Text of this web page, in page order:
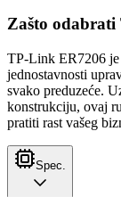
Zašto
TP-Link ER7206 je
jednostavnosti
svako preduzeće.
konstrukciju, ovaj
pratiti rast vašeg
Spec.